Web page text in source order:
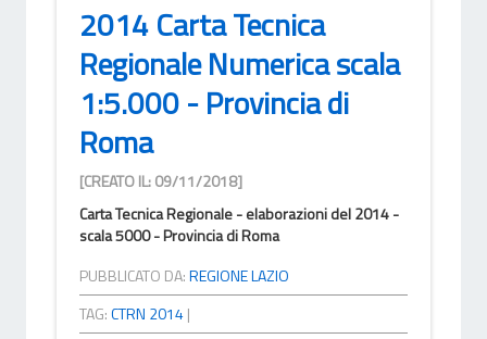
2014 Carta Tecnica
Regionale Numerica scala
1:5.000 - Provincia di
Roma
[CREATO IL: 09/11/2018]
Carta Tecnica Regionale - elaborazioni del 2014 -
scala 5000 - Provincia di Roma
PUBBLICATO DA:REGIONE LAZIO
TAG:CTRN 2014|